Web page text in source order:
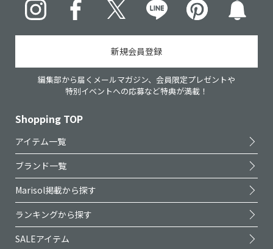
InstagramFacebookX LINE pinterest
新規会員登録
編集部から届くメールマガジン、会員限定プレゼントや
特別イベントへの応募など特典が満載！
Shopping TOP
アイテム一覧
ブランド一覧
Marisol掲載から探す
ランキングから探す
SALEアイテム